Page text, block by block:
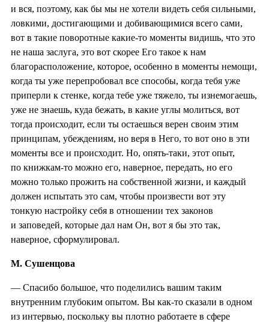
и вся, поэтому, как бы мы не хотели видеть себя сильными,
ловкими, достигающими и добивающимися всего сами,
вот в такие поворотные какие-то моменты видишь, что это
не наша заслуга, это вот скорее Его такое к нам
благорасположение, которое, особенно в моменты немощи,
когда ты уже перепробовал все способы, когда тебя уже
приперли к стенке, когда тебе уже тяжело, ты изнемогаешь,
уже не знаешь, куда бежать, в какие углы молиться, вот
тогда происходит, если ты остаешься верен своим этим
принципам, убеждениям, но веря в Него, то вот оно в эти
моменты все и происходит. Но, опять-таки, этот опыт,
по книжкам-то можно его, наверное, передать, но его
можно только прожить на собственной жизни, и каждый
должен испытать это сам, чтобы произвести вот эту
тонкую настройку себя в отношении тех законов
и заповедей, которые дал нам Он, вот я бы это так,
наверное, сформулировал.
М. Сушенцова
— Спасибо большое, что поделились вашим таким
внутренним глубоким опытом. Вы как-то сказали в одном
из интервью, поскольку вы плотно работаете в сфере